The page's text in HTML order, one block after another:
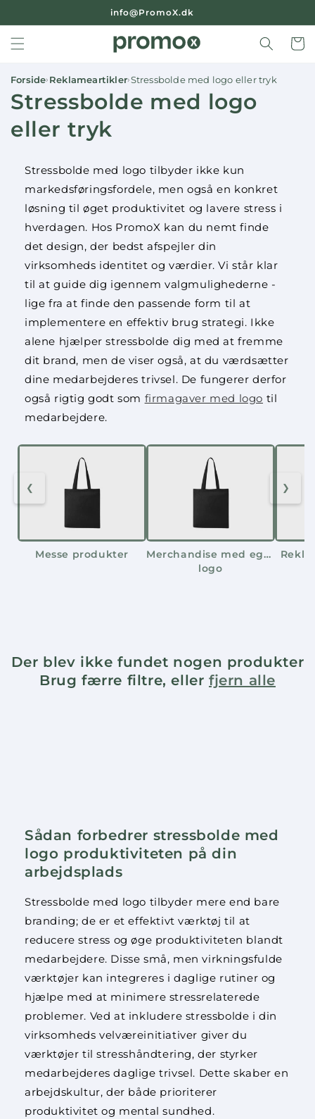
info@PromoX.dk
Forside› Reklameartikler›Stressbolde med logo eller tryk
K
o
n
Stressbolde med logo
eller tryk
Stressbolde med logo tilbyder ikke kun
markedsføringsfordele, men også en konkret
løsning til øget produktivitet og lavere stress i
hverdagen. Hos PromoX kan du nemt finde
det design, der bedst afspejler din
virksomheds identitet og værdier. Vi står klar
til at guide dig igennem valgmulighederne -
lige fra at finde den passende form til at
implementere en effektiv brug strategi. Ikke
alene hjælper stressbolde dig med at fremme
dit brand, men de viser også, at du værdsætter
dine medarbejderes trivsel. De fungerer derfor
også rigtig godt som firmagaver med logo til
medarbejdere.
❮
Messe produkter
Merchandise med eget
logo
❯
Der blev ikke fundet nogen produkter
Brug færre filtre, eller fjern alle
Sådan forbedrer stressbolde med
logo produktiviteten på din
arbejdsplads
Stressbolde med logo tilbyder mere end bare
branding; de er et effektivt værktøj til at
reducere stress og øge produktiviteten blandt
medarbejdere. Disse små, men virkningsfulde
værktøjer kan integreres i daglige rutiner og
hjælpe med at minimere stressrelaterede
problemer. Ved at inkludere stressbolde i din
virksomheds velværeinitiativer giver du
værktøjer til stresshåndtering, der styrker
medarbejderes daglige trivsel. Dette skaber en
arbejdskultur, der både prioriterer
produktivitet og mental sundhed.